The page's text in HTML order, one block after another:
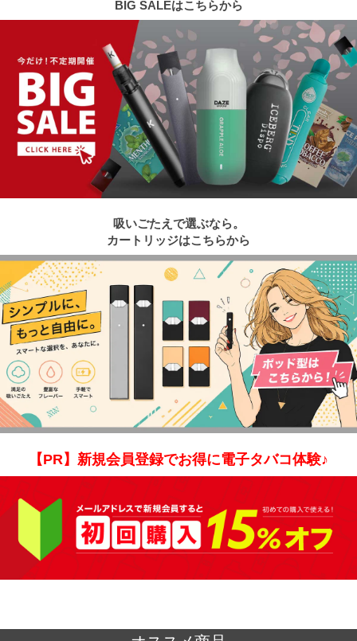
BIG SALEはこちらから
吸いごたえで選ぶなら。
カートリッジはこちらから
【PR】新規会員登録でお得に電子タバコ体験♪